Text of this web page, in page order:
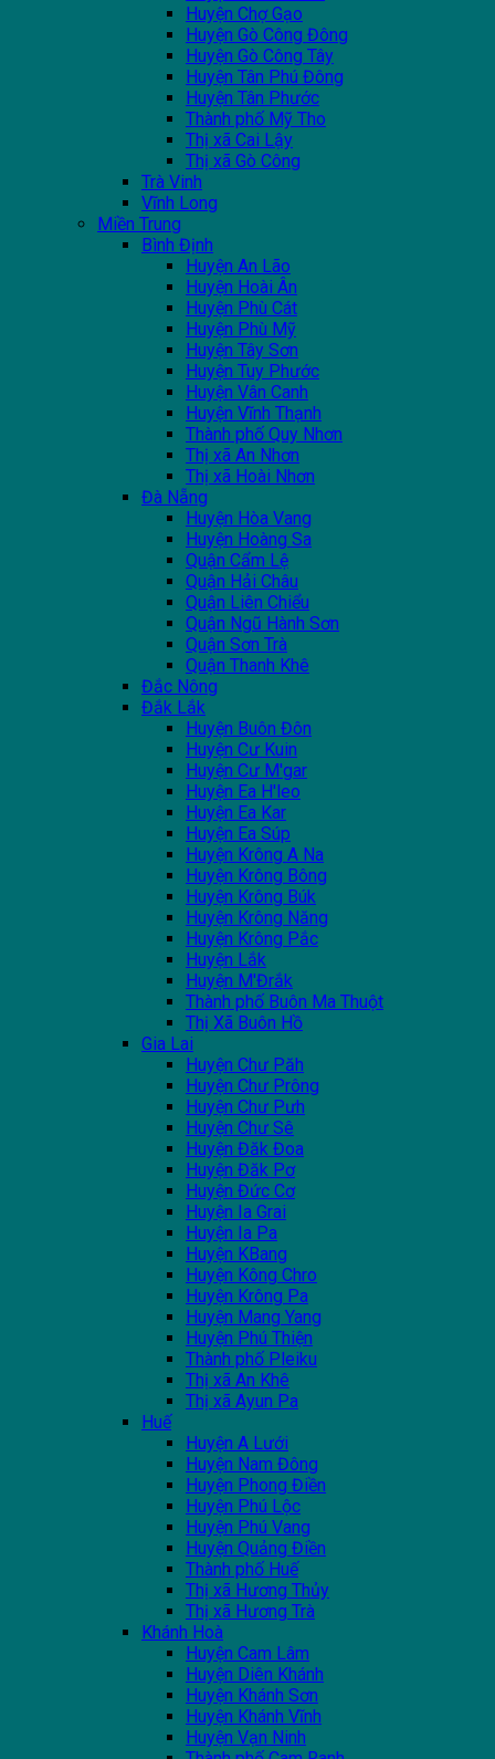
Huyện Chợ Gạo
Huyện Gò Công Đông
Huyện Gò Công Tây
Huyện Tân Phú Đông
Huyện Tân Phước
Thành phố Mỹ Tho
Thị xã Cai Lậy
Thị xã Gò Công
Trà Vinh
Vĩnh Long
Miền Trung
Bình Định
Huyện An Lão
Huyện Hoài Ân
Huyện Phù Cát
Huyện Phù Mỹ
Huyện Tây Sơn
Huyện Tuy Phước
Huyện Vân Canh
Huyện Vĩnh Thạnh
Thành phố Quy Nhơn
Thị xã An Nhơn
Thị xã Hoài Nhơn
Đà Nẵng
Huyện Hòa Vang
Huyện Hoàng Sa
Quận Cẩm Lệ
Quận Hải Châu
Quận Liên Chiểu
Quận Ngũ Hành Sơn
Quận Sơn Trà
Quận Thanh Khê
Đắc Nông
Đắk Lắk
Huyện Buôn Đôn
Huyện Cư Kuin
Huyện Cư M'gar
Huyện Ea H'leo
Huyện Ea Kar
Huyện Ea Súp
Huyện Krông A Na
Huyện Krông Bông
Huyện Krông Búk
Huyện Krông Năng
Huyện Krông Pắc
Huyện Lắk
Huyện M'Đrắk
Thành phố Buôn Ma Thuột
Thị Xã Buôn Hồ
Gia Lai
Huyện Chư Păh
Huyện Chư Prông
Huyện Chư Pưh
Huyện Chư Sê
Huyện Đăk Đoa
Huyện Đăk Pơ
Huyện Đức Cơ
Huyện Ia Grai
Huyện Ia Pa
Huyện KBang
Huyện Kông Chro
Huyện Krông Pa
Huyện Mang Yang
Huyện Phú Thiện
Thành phố Pleiku
Thị xã An Khê
Thị xã Ayun Pa
Huế
Huyện A Lưới
Huyện Nam Đông
Huyện Phong Điền
Huyện Phú Lộc
Huyện Phú Vang
Huyện Quảng Điền
Thành phố Huế
Thị xã Hương Thủy
Thị xã Hương Trà
Khánh Hoà
Huyện Cam Lâm
Huyện Diên Khánh
Huyện Khánh Sơn
Huyện Khánh Vĩnh
Huyện Vạn Ninh